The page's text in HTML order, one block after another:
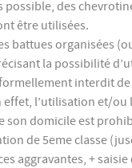
possible, des
être utilisées.
battues organisées
la possibilité
interdit
l’utilisation et/ou
son domicile est
de 5eme classe
aggravantes, +